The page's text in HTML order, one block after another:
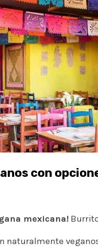
con
mexicana!
naturalmente